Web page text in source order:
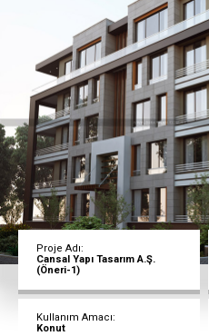
Bize Ulaşın
Projeler
Konut
Villa
Ofis - İdari Bina
Eğitim - Yurt
Sağlık
Sosyal
Girayhan Mimarlık
Konya Nişantaşı Mah.
Proje Adı:
Cansal Yapı Tasarım A.Ş.
(Öneri-1)
Kullanım Amacı:
Konut